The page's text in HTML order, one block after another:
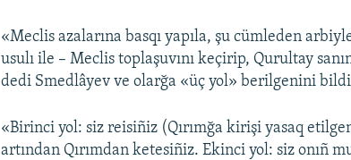
«Meclis azalarına basqı yapıla, şu cümleden
usulı ile – Meclis toplaşuvını keçirip, Qurultay
dedi Smedlâyev ve olarğa «üç yol» berilgenini
«Birinci yol: siz reisiñiz (Qırımğa kirişi yasaq
artından Qırımdan ketesiñiz. Ekinci yol: siz onıñ